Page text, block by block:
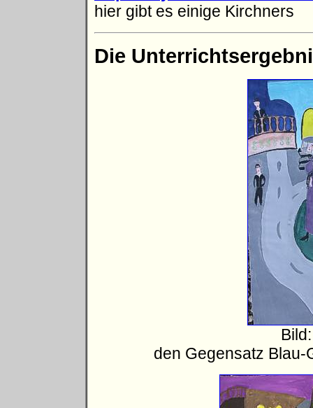
hier gibt es einige Kirchners
Die
den Gegensatz